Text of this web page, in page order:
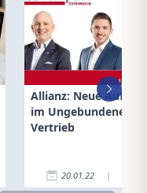
Allianz: Neue
im Ungebundenen
Vertrieb
20.01.22 |